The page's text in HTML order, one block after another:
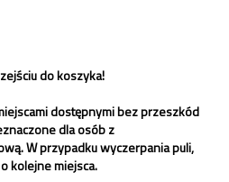
do koszyka!
dostępnymi bez przeszkód
dla osób z
W przypadku wyczerpania puli,
kolejne miejsca.